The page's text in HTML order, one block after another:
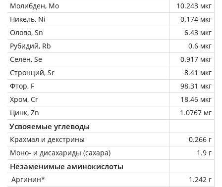
Молибден, Mo
10.243 мкг
Никель, Ni
0.174 мкг
Олово, Sn
6.43 мкг
Рубидий, Rb
0.6 мкг
Селен, Se
0.917 мкг
Стронций, Sr
8.41 мкг
Фтор, F
98.31 мкг
Хром, Cr
18.46 мкг
Цинк, Zn
1.0767 мг
Усвояемые углеводы
Крахмал и декстрины
0.266 г
Моно- и дисахариды (сахара)
1.9 г
Незаменимые аминокислоты
Аргинин*
1.242 г